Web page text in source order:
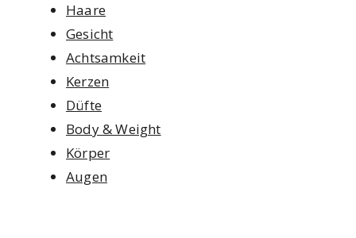
Haare
Gesicht
Achtsamkeit
Kerzen
Düfte
Body & Weight
Körper
Augen